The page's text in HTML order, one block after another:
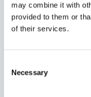
may combine it with
provided to them or
of their services.
Selection
Necessary
question
Fråga oss något om
nameNamn
Relaterade kategorier
Maskin, Laser &